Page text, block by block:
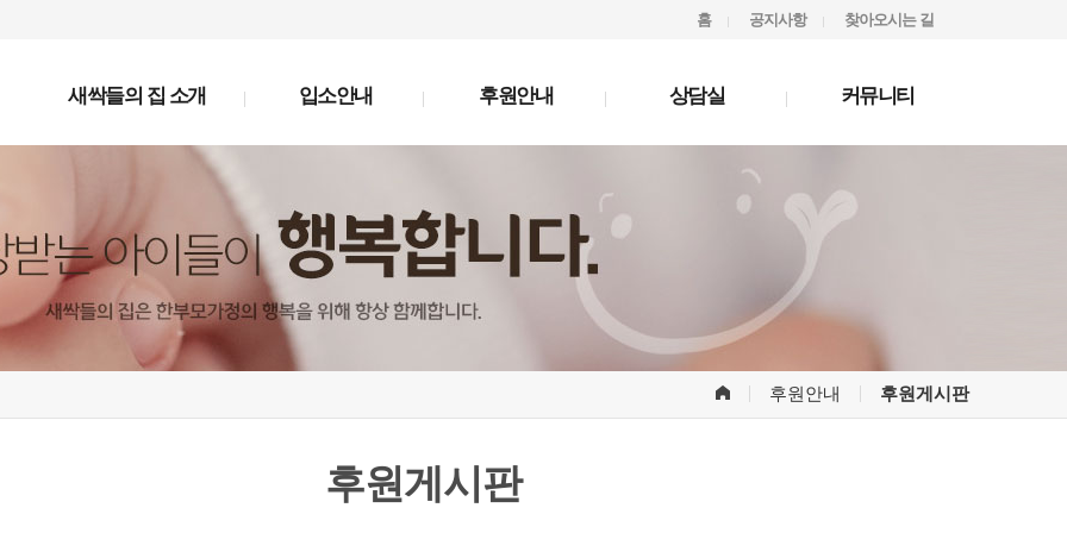
홈 공지사항 찾아오시는 길
새싹들의 집 소개 입소안내 후원안내 상담실 커뮤니티
후원안내 후원게시판
후원게시판